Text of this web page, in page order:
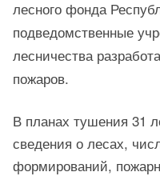
лесного фонда
подведомственные
лесничества
пожаров.
В планах тушения 31
сведения о лесах,
формирований,